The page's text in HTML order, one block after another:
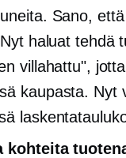
Sano,
haluat tehdä
villahattu",
kaupasta. Nyt
kohteita